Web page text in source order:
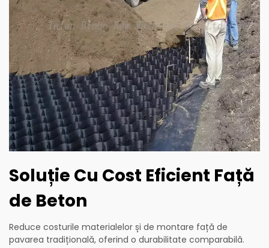
Soluție Cu Cost Eficient Față
de Beton
Reduce costurile materialelor și de montare față de
pavarea tradițională, oferind o durabilitate comparabilă.